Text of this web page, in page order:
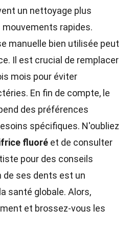
un nettoyage plus
rapides.
manuelle bien utilisée peut
Il est crucial de remplacer
mois pour éviter
En fin de compte, le
des préférences
spécifiques. N'oubliez
fluoré et de consulter
pour des conseils
de ses dents est un
santé globale. Alors,
et brossez-vous les